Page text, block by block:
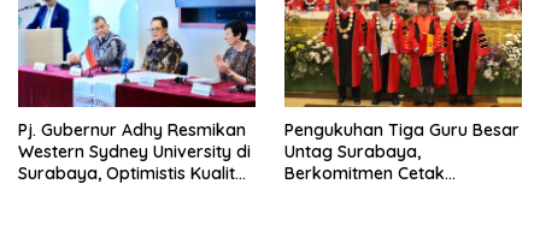
Pj. Gubernur Adhy Resmikan
Western Sydney University di
Surabaya, Optimistis Kualitas
Pengukuhan Tiga Guru Besar
Untag Surabaya,
Berkomitmen Cetak